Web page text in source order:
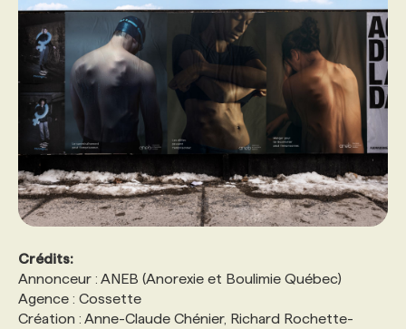
Crédits:
Annonceur : ANEB (Anorexie et Boulimie Québec)
Agence : Cossette
Création : Anne-Claude Chénier, Richard Rochette-